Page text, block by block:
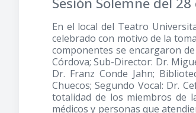
En el local del Teatro
celebrado con motivo de la
componentes se encargaron
Córdova; Sub-Director: Dr.
Dr. Franz Conde Jahn;
Chuecos; Segundo Vocal: Dr.
totalidad de los miembros de
médicos y personas que